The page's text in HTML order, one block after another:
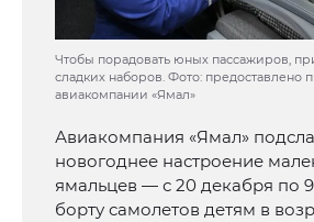
Чтобы порадовать юных пассажиров,
сладких наборов. Фото: предоставлено
авиакомпании «Ямал»
Авиакомпания «Ямал»
новогоднее настроение
ямальцев — с 20 декабря по
борту самолетов детям в